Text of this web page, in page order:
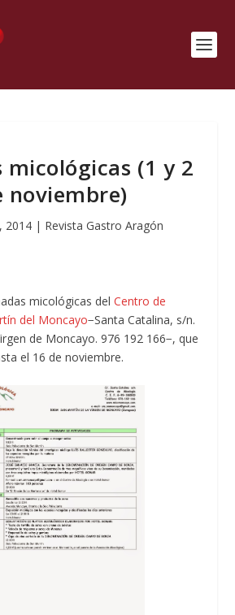
micológicas (1 y 2
noviembre)
2014 | Revista Gastro Aragón
micológicas del Centro de
del Moncayo−Santa Catalina, s/n.
de Moncayo. 976 192 166−, que
el 16 de noviembre.